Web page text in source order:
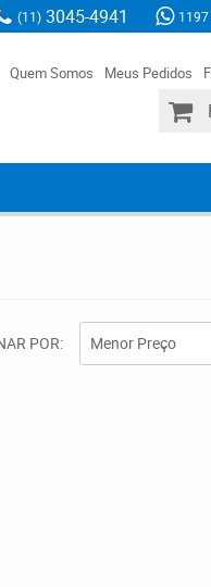
(11) 3045-4941 1197
Quem Somos Meus Pedidos
POR Menor Preço